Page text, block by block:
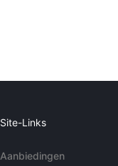
Site-Links
Aanbiedingen